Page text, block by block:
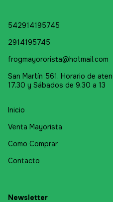
542914195745
2914195745
frogmayororista@hotmail.com
San Martín 561. Horario de
17.30 y Sábados de 9.30 a 13
Inicio
Venta Mayorista
Como Comprar
Contacto
Newsletter